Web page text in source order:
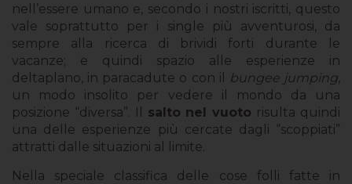
nell’essere umano e, secondo i nostri iscritti, questo
vale soprattutto per i single più avventurosi, da
sempre alla ricerca di brividi forti durante le
vacanze; e quindi spazio alle esperienze in
deltaplano, in paracadute o con il
bungee jumping,
un modo insolito per vedere il mondo da una
posizione “diversa”. Il salto nel vuoto risulta quindi
una delle esperienze più cercate dagli “scoppiati”
attratti dalle situazioni al limite.
Nella speciale classifica delle cose folli fatte in